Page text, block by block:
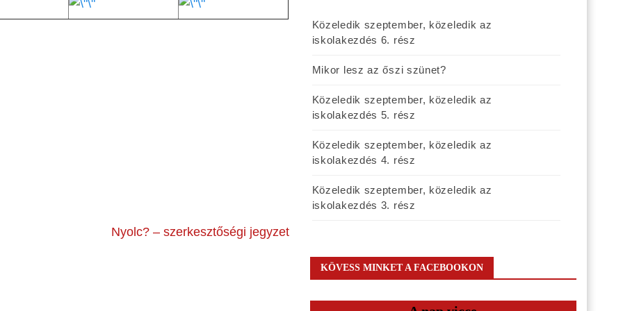
Nyolc? – szerkesztőségi jegyzet
Közeledik szeptember, közeledik az
iskolakezdés 6. rész
Mikor lesz az őszi szünet?
Közeledik szeptember, közeledik az
iskolakezdés 5. rész
Közeledik szeptember, közeledik az
iskolakezdés 4. rész
Közeledik szeptember, közeledik az
iskolakezdés 3. rész
KÖVESS MINKET A FACEBOOKON